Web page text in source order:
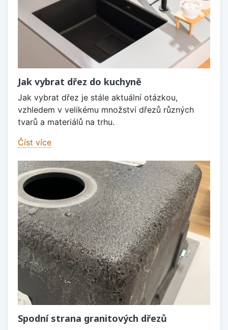
Jak vybrat dřez do kuchyně
Jak vybrat dřez je stále aktuální otázkou,
vzhledem v velikému množství dřezů různých
tvarů a materiálů na trhu.
Číst více
Spodní strana granitových dřezů